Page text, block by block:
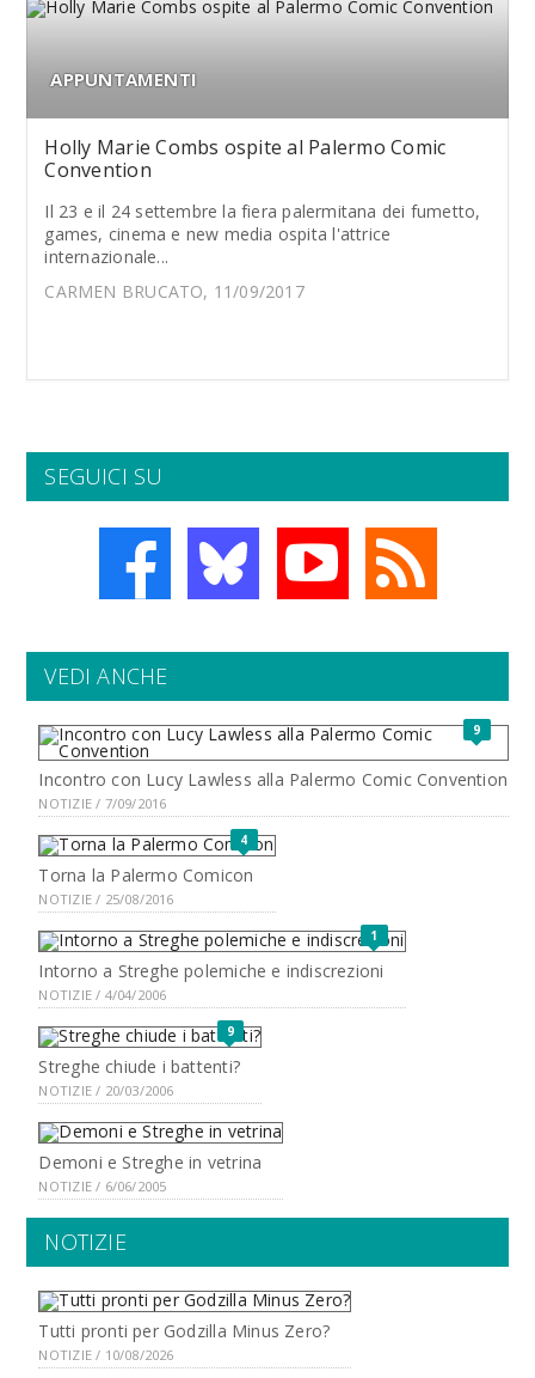
APPUNTAMENTI
Holly Marie Combs ospite al Palermo Comic
Convention
Il 23 e il 24 settembre la fiera palermitana dei fumetto,
games, cinema e new media ospita l'attrice
internazionale...
CARMEN BRUCATO, 11/09/2017
SEGUICI SU
VEDI ANCHE
9
Incontro con Lucy Lawless alla Palermo Comic Convention
NOTIZIE / 7/09/2016
4
Torna la Palermo Comicon
NOTIZIE / 25/08/2016
1
Intorno a Streghe polemiche e indiscrezioni
NOTIZIE / 4/04/2006
9
Streghe chiude i battenti?
NOTIZIE / 20/03/2006
Demoni e Streghe in vetrina
NOTIZIE / 6/06/2005
NOTIZIE
Tutti pronti per Godzilla Minus Zero?
NOTIZIE / 10/08/2026